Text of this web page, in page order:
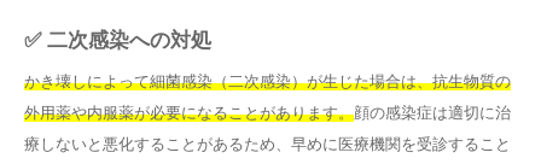
✅ 二次感染への対処
かき壊しによって細菌感染（二次感染）が生じた場合は、抗生物質の
外用薬や内服薬が必要になることがあります。顔の感染症は適切に治
療しないと悪化することがあるため、早めに医療機関を受診すること